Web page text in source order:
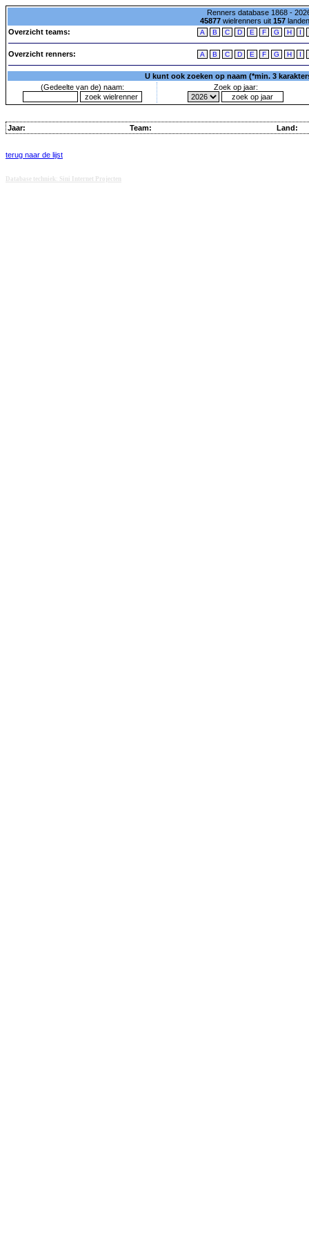
Renners database 1868 -
45877wielrenners uit 157
Overzicht teams:
A B C D E F G H I
Overzicht renners: A B C D E F G H I
U kunt ook zoeken op naam (*min. 3
(Gedeelte van de) naam:
Zoek op jaar:
Jaar: Team: Land:
terug naar de lijst
Database techniek: Sini Internet Projecten